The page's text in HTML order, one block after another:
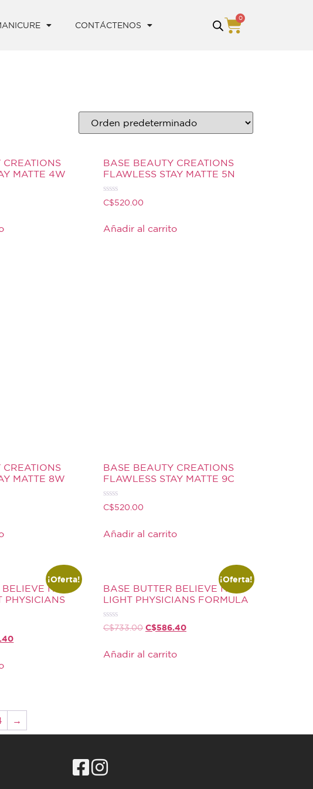
CONTÁCTENOS
0
MATTE 4W
BASE BEAUTY CREATIONS
FLAWLESS STAY MATTE 5N
Valorado
con
5
C$520.00
Añadir al carrito
MATTE 8W
BASE BEAUTY CREATIONS
FLAWLESS STAY MATTE 9C
Valorado
con
5
C$520.00
Añadir al carrito
¡Oferta!
IT
PHYSICIANS
¡Oferta!
BASE BUTTER BELIEVE IT
LIGHT PHYSICIANS FORMULA
Valorado
con
5
C$733.00 C$586.40
Añadir al carrito
→